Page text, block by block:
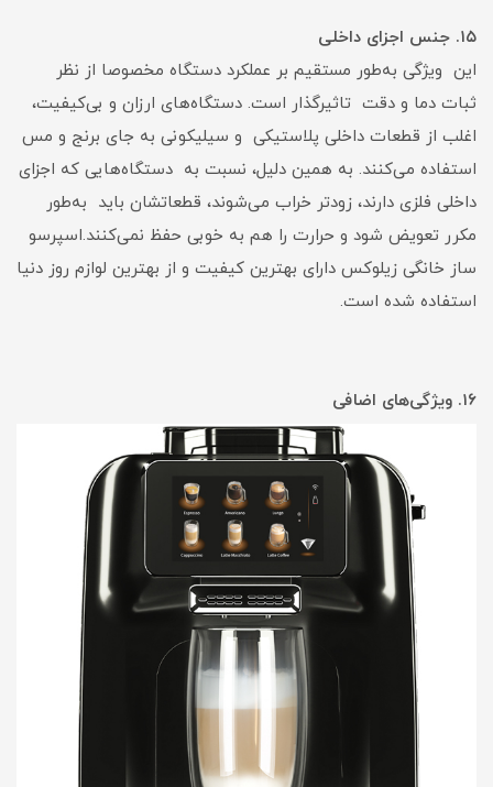
۱۵. جنس اجزای داخلی
این ویژگی به‌طور مستقیم بر عملکرد دستگاه مخصوصا از نظر
ثبات دما و دقت تاثیرگذار است. دستگاه‌های ارزان و بی‌کیفیت،
اغلب از قطعات داخلی پلاستیکی و سیلیکونی به جای برنج و مس
استفاده می‌کنند. به همین دلیل، نسبت به دستگاه‌هایی که اجزای
داخلی فلزی دارند، زودتر خراب می‌شوند، قطعاتشان باید به‌طور
مکرر تعویض شود و حرارت را هم به خوبی حفظ نمی‌کنند.اسپرسو
ساز خانگی زیلوکس دارای بهترین کیفیت و از بهترین لوازم روز دنیا
استفاده شده است.
۱۶. ویژگی‌های اضافی